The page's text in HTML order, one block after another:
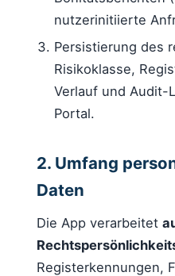
nutzerinitiierte
Persistierung des
Risikoklasse,
Verlauf und Audit-
Portal.
2. Umfang
Daten
Die App verarbeitet
Registerkennungen,